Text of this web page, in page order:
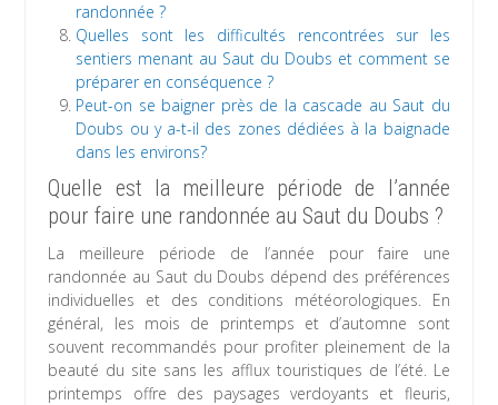
randonnée ?
Quelles sont les difficultés rencontrées sur les
sentiers menant au Saut du Doubs et comment se
préparer en conséquence ?
Peut-on se baigner près de la cascade au Saut du
Doubs ou y a-t-il des zones dédiées à la baignade
dans les environs?
Quelle est la meilleure période de l’année
pour faire une randonnée au Saut du Doubs ?
La meilleure période de l’année pour faire une
randonnée au Saut du Doubs dépend des préférences
individuelles et des conditions météorologiques. En
général, les mois de printemps et d’automne sont
souvent recommandés pour profiter pleinement de la
beauté du site sans les afflux touristiques de l’été. Le
printemps offre des paysages verdoyants et fleuris,